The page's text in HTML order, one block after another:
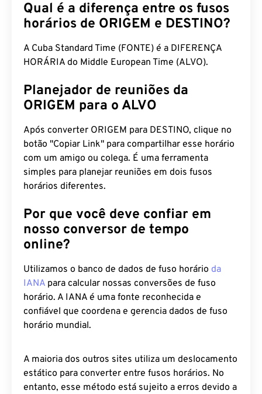
Qual é a diferença entre os fusos
horários de ORIGEM e DESTINO?
A Cuba Standard Time (FONTE) é a DIFERENÇA
HORÁRIA do Middle European Time (ALVO).
Planejador de reuniões da
ORIGEM para o ALVO
Após converter ORIGEM para DESTINO, clique no
botão "Copiar Link" para compartilhar esse horário
com um amigo ou colega. É uma ferramenta
simples para planejar reuniões em dois fusos
horários diferentes.
Por que você deve confiar em
nosso conversor de tempo
online?
Utilizamos o banco de dados de fuso horário da
IANA para calcular nossas conversões de fuso
horário. A IANA é uma fonte reconhecida e
confiável que coordena e gerencia dados de fuso
horário mundial.
A maioria dos outros sites utiliza um deslocamento
estático para converter entre fusos horários. No
entanto, esse método está sujeito a erros devido a